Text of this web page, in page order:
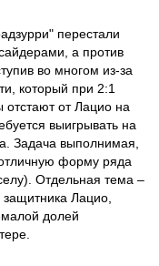
перестали
а против
во многом из-за
который при 2:1
от Лацио на
выигрывать на
Задача выполнимая,
форму ряда
Отдельная тема –
Лацио,
долей